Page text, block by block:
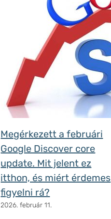
Megérkezett a februári
Google Discover core
update. Mit jelent ez
itthon, és miért érdemes
figyelni rá?
2026. február 11.